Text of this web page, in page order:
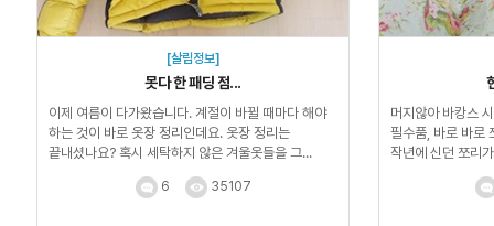
[살림정보]
못다 한 패딩 점...
이제 여름이 다가왔습니다. 계절이 바뀔 때마다 해야
하는 것이 바로 옷장 정리인데요. 옷장 정리는
끝내셨나요? 혹시 세탁하지 않은 겨울옷들을 그...
6 35107
머지않아 바캉스
필수품, 바로 바로
작년에 신던 쪼리